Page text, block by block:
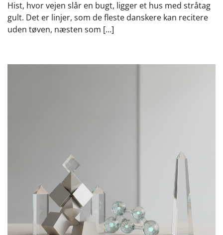
Hist, hvor vejen slår en bugt, ligger et hus med stråtag
gult. Det er linjer, som de fleste danskere kan recitere
uden tøven, næsten som […]